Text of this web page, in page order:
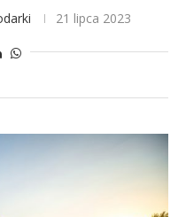
21 lipca 2023